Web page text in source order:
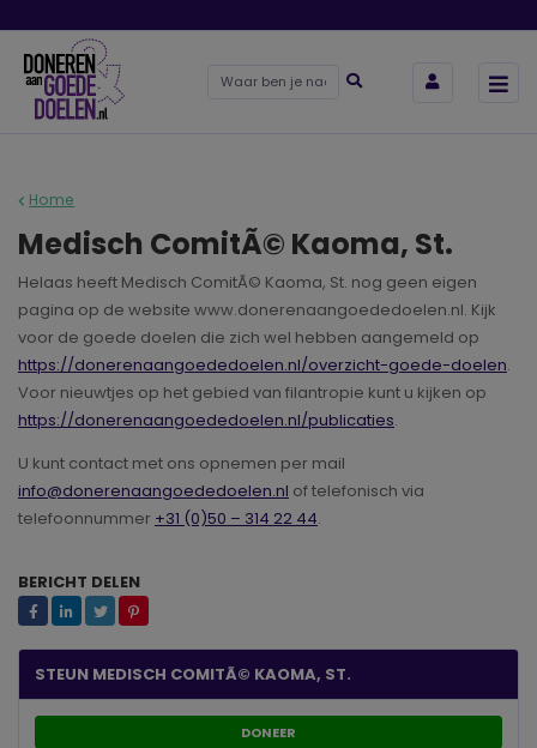
Home
Medisch ComitÃ© Kaoma, St.
Helaas heeft Medisch ComitÃ© Kaoma, St. nog geen eigen
pagina op de website www.donerenaangoededoelen.nl. Kijk
voor de goede doelen die zich wel hebben aangemeld op
https://donerenaangoededoelen.nl/overzicht-goede-doelen.
Voor nieuwtjes op het gebied van filantropie kunt u kijken op
https://donerenaangoededoelen.nl/publicaties.
U kunt contact met ons opnemen per mail
info@donerenaangoededoelen.nl of telefonisch via
telefoonnummer +31 (0)50 – 314 22 44.
BERICHT DELEN
STEUN MEDISCH COMITÃ© KAOMA, ST.
DONEER